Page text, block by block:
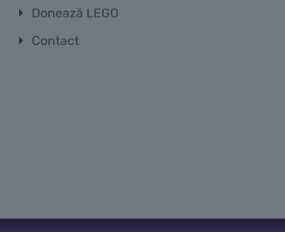
Donează LEGO
Contact